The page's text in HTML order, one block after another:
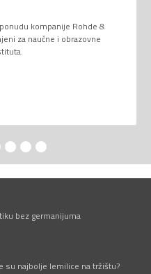
kompanije Rohde &
za naučne i obrazovne
bez germanijuma
su najbolje lemilice na tržištu?